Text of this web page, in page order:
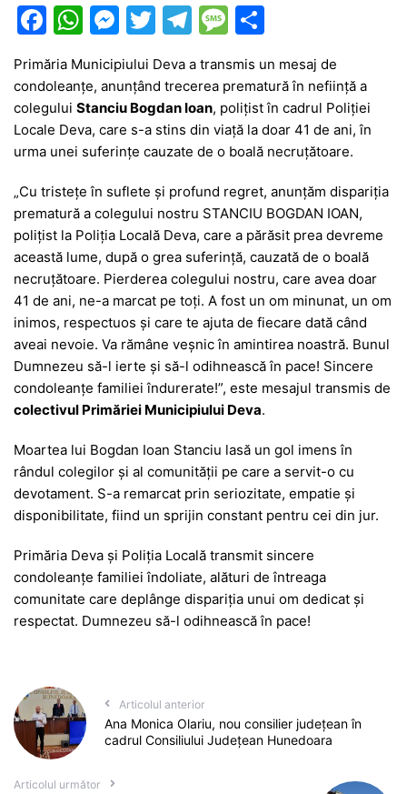
F
a
c
e
b
o
o
k
W
at
s
A
p
p
M
e
s
s
e
n
g
er
T
itt
er
T
e
gr
a
m
M
s
s
a
g
e
ta
je
a
z
ă
Primăria Municipiului Deva a transmis un mesaj de
condoleanțe, anunțând trecerea prematură în neființă a
colegului Stanciu Bogdan Ioan, polițist în cadrul Poliției
Locale Deva, care s-a stins din viață la doar 41 de ani, în
urma unei suferințe cauzate de o boală necruțătoare.
„Cu tristețe în suflete și profund regret, anunțăm dispariția
prematură a colegului nostru STANCIU BOGDAN IOAN,
polițist la Poliția Locală Deva, care a părăsit prea devreme
această lume, după o grea suferință, cauzată de o boală
necruțătoare. Pierderea colegului nostru, care avea doar
41 de ani, ne-a marcat pe toți. A fost un om minunat, un om
inimos, respectuos și care te ajuta de fiecare dată când
aveai nevoie. Va rămâne veșnic în amintirea noastră. Bunul
Dumnezeu să-l ierte și să-l odihnească în pace! Sincere
condoleanțe familiei îndurerate!”, este mesajul transmis de
colectivul Primăriei Municipiului Deva.
Moartea lui Bogdan Ioan Stanciu lasă un gol imens în
rândul colegilor și al comunității pe care a servit-o cu
devotament. S-a remarcat prin seriozitate, empatie și
disponibilitate, fiind un sprijin constant pentru cei din jur.
Primăria Deva și Poliția Locală transmit sincere
condoleanțe familiei îndoliate, alături de întreaga
comunitate care deplânge dispariția unui om dedicat și
respectat. Dumnezeu să-l odihnească în pace!
Articolul anterior
Ana Monica Olariu, nou consilier județean în
cadrul Consiliului Județean Hunedoara
Articolul următor